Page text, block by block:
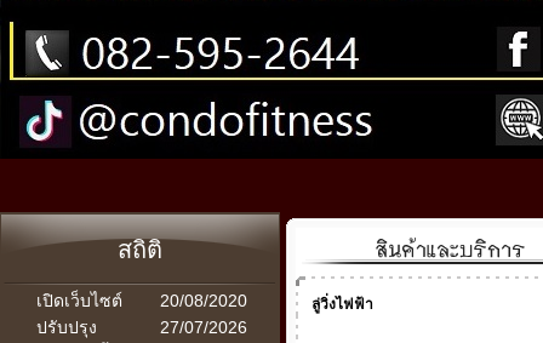
สถิติ
เปิดเว็บไซต์
20/08/2020
ปรับปรุง
27/07/2026
ลู่วิ่งไฟฟ้า